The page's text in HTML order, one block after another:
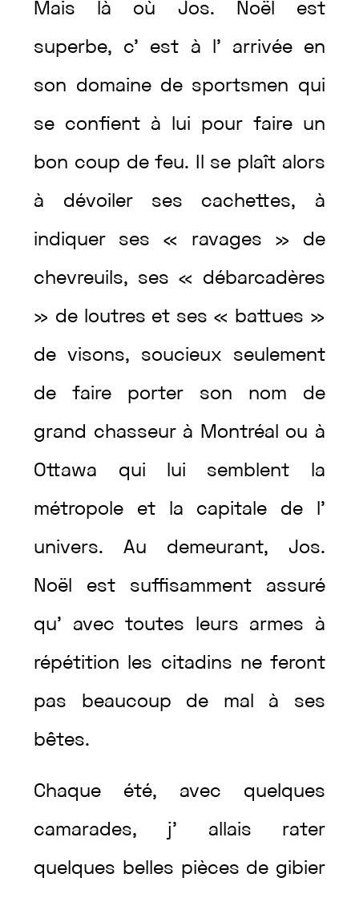
Mais là où Jos. Noël est
superbe, c’ est à l’ arrivée en
son domaine de sportsmen qui
se confient à lui pour faire un
bon coup defeu. se plaît alors
à dévoiler ses cachettes, à
indiquer ses « ravages » de
chevreuils, ses « débarcadères
» de loutres et ses « battues »
devisons, soucieux seulement
defaire porter son nom de
grand chasseur à Montréal ou à
Ottawa qui lui semblent la
métropole et la capitale de l’
univers.Au demeurant, Jos.
Noël est suffisamment assuré
qu’ avectoutes leurs armes à
répétition les citadins ne feront
pas beaucoup de mal à ses
bêtes.
Chaque été, avec quelques
camarades, j’ allais rater
quelques belles pièces de gibier